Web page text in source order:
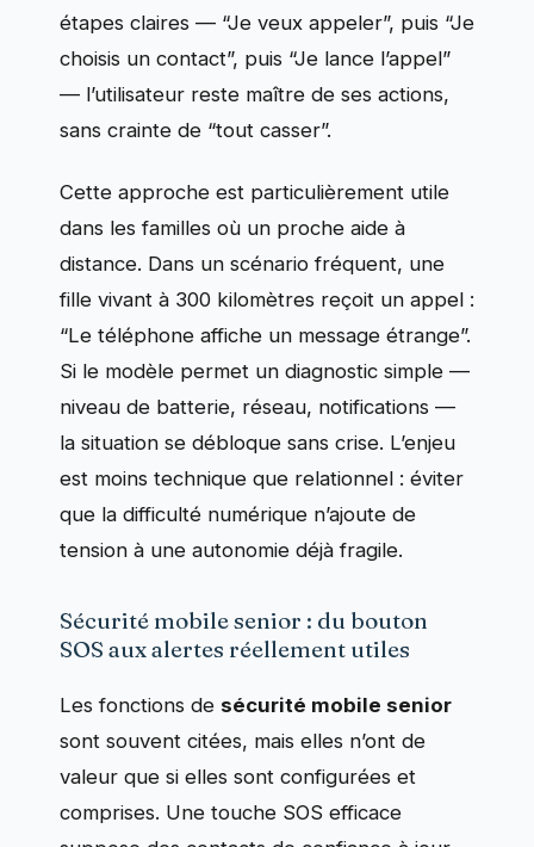
étapes claires — “Je veux appeler”, puis “Je
choisis un contact”, puis “Je lance l’appel”
— l’utilisateur reste maître de ses actions,
sans crainte de “tout casser”.
Cette approche est particulièrement utile
dans les familles où un proche aide à
distance. Dans un scénario fréquent, une
fille vivant à 300 kilomètres reçoit un appel :
“Le téléphone affiche un message étrange”.
Si le modèle permet un diagnostic simple —
niveau de batterie, réseau, notifications —
la situation se débloque sans crise. L’enjeu
est moins technique que relationnel : éviter
que la difficulté numérique n’ajoute de
tension à une autonomie déjà fragile.
Sécurité mobile senior : du bouton
SOS aux alertes réellement utiles
Les fonctions de sécurité mobile senior
sont souvent citées, mais elles n’ont de
valeur que si elles sont configurées et
comprises. Une touche SOS efficace